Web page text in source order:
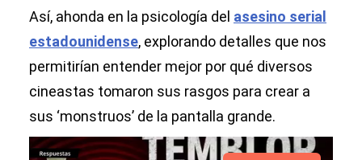
Así, ahonda en la psicología del asesino serial
estadounidense, explorando detalles que nos
permitirían entender mejor por qué diversos
cineastas tomaron sus rasgos para crear a
sus ‘monstruos’ de la pantalla grande.